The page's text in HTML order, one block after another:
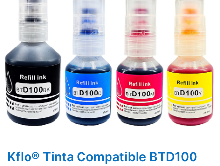
Kflo® Tinta Compatible BTD100